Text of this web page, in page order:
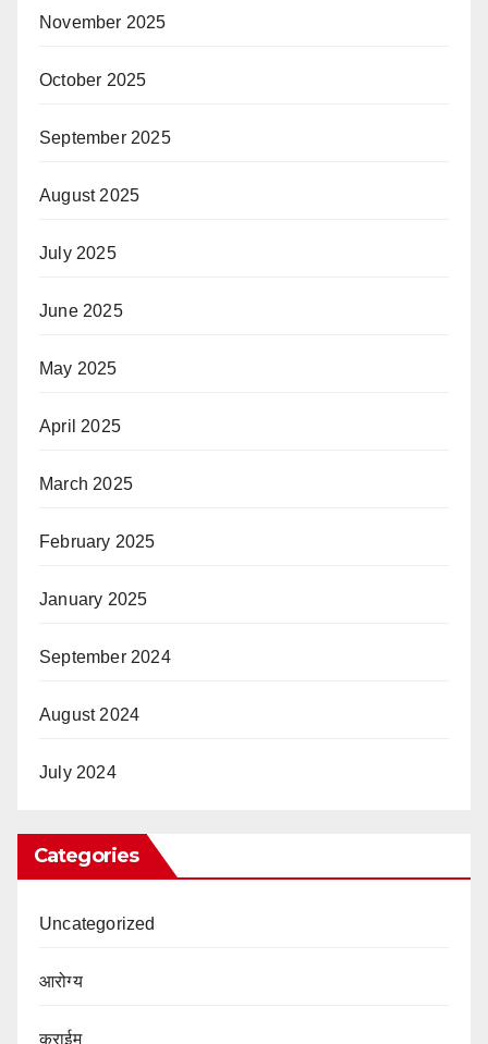
November 2025
October 2025
September 2025
August 2025
July 2025
June 2025
May 2025
April 2025
March 2025
February 2025
January 2025
September 2024
August 2024
July 2024
Categories
Uncategorized
आरोग्य
क्राईम